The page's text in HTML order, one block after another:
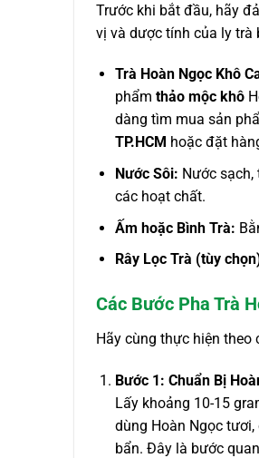
Trước khi bắt đầu, hãy
vị và dược tính của ly trà
Trà Hoàn Ngọc Khô
phẩm thảo mộc khô
dàng tìm mua sản
TP.HCM hoặc đặt
Nước Sôi: Nước
các hoạt chất.
Ấm hoặc Bình Trà:
Rây Lọc Trà (tùy
Các Bước Pha Trà
Hãy cùng thực hiện theo
Bước 1: Chuẩn Bị
Lấy khoảng 10-15
dùng Hoàn Ngọc
bẩn. Đây là bước